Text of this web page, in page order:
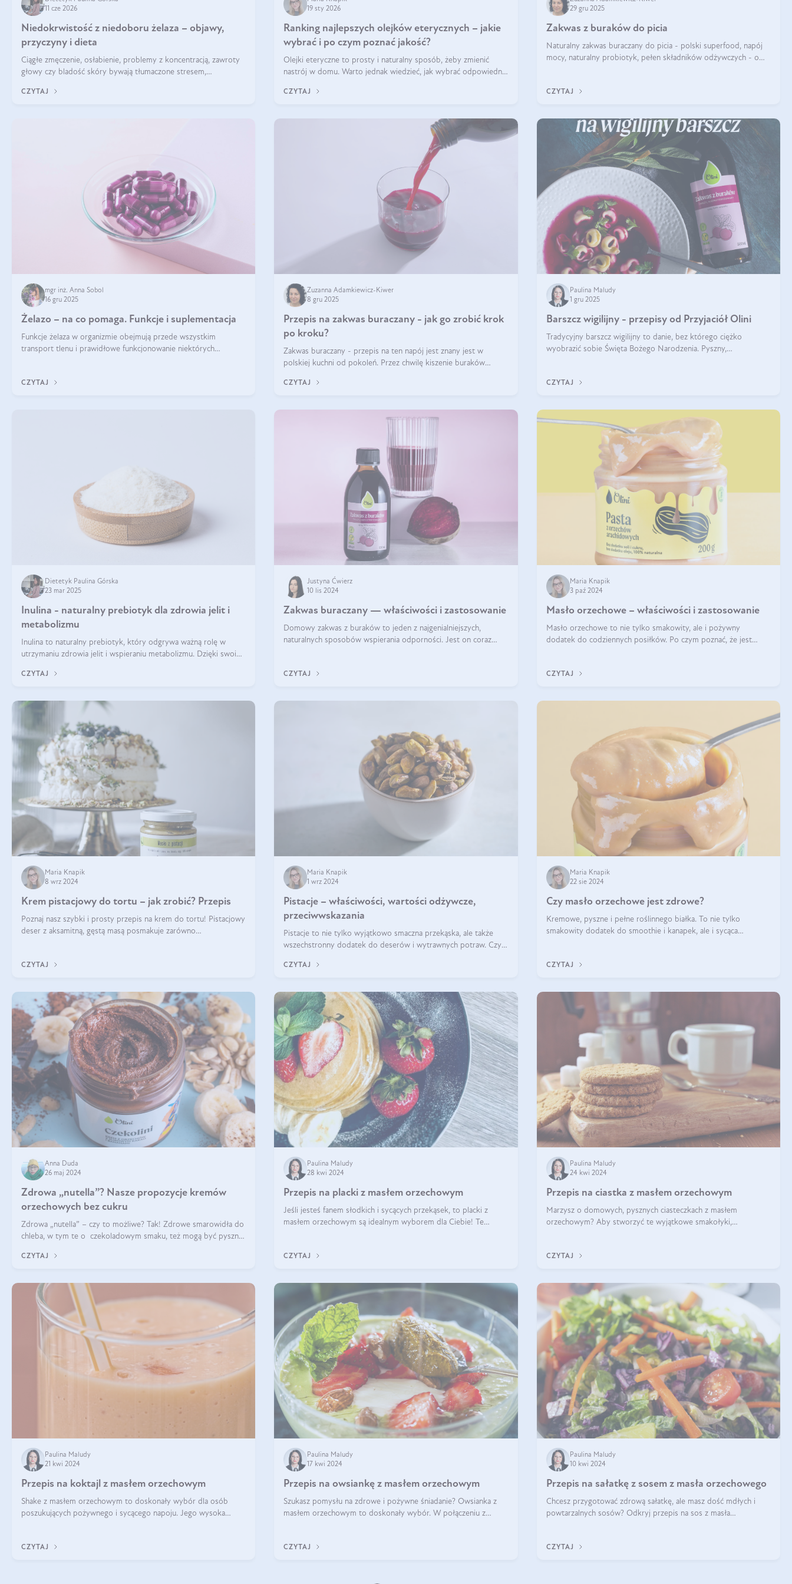
11 cze 2026
Niedokrwistość z niedoboru żelaza – objawy,
przyczyny i dieta
Ciągłe zmęczenie, osłabienie, problemy z koncentracją, zawroty
głowy czy bladość skóry bywają tłumaczone stresem,
może być niedokrwistość z niedoboru żelaza.
CZYTAJ
19 sty 2026
Ranking najlepszych olejków eterycznych – jakie
wybrać i po czym poznać jakość?
Olejki eteryczne to prosty i naturalny sposób, żeby zmienić
nastrój w domu. Warto jednak wiedzieć, jak wybrać odpowiednie
eteryczne są najlepsze? Poznaj najważniejsze kryteria wyboru!
CZYTAJ
29 gru 2025
Zakwas z buraków do picia
Naturalny zakwas buraczany do picia - polski superfood, napój
mocy, naturalny probiotyk, pełen składników odżywczych - o
CZYTAJ
mgr inż. Anna Sobol
16 gru 2025
Żelazo – na co pomaga. Funkcje i suplementacja
Funkcje żelaza w organizmie obejmują przede wszystkim
transport tlenu i prawidłowe funkcjonowanie niektórych
etapie życia.
CZYTAJ
Zuzanna Adamkiewicz-Kiwer
8 gru 2025
Przepis na zakwas buraczany - jak go zrobić krok
po kroku?
Zakwas buraczany - przepis na ten napój jest znany jest w
polskiej kuchni od pokoleń. Przez chwilę kiszenie buraków
na fali popularności na
CZYTAJ
Paulina Maludy
1 gru 2025
Barszcz wigilijny - przepisy od Przyjaciół Olini
Tradycyjny barszcz wigilijny to danie, bez którego ciężko
wyobrazić sobie Święta Bożego Narodzenia. Pyszny,
CZYTAJ
Dietetyk Paulina Górska
23 mar 2025
Inulina - naturalny prebiotyk dla zdrowia jelit i
metabolizmu
Inulina to naturalny prebiotyk, który odgrywa ważną rolę w
utrzymaniu zdrowia jelit i wspieraniu metabolizmu. Dzięki swoim
jelitowych, co ma pozy
CZYTAJ
Justyna Ćwierz
10 lis 2024
Zakwas buraczany — właściwości i zastosowanie
Domowy zakwas z buraków to jeden z najgenialniejszych,
naturalnych sposobów wspierania odporności. Jest on coraz
CZYTAJ
Maria Knapik
3 paź 2024
Masło orzechowe – właściwości i zastosowanie
Masło orzechowe to nie tylko smakowity, ale i pożywny
dodatek do codziennych posiłków. Po czym poznać, że jest
CZYTAJ
Maria Knapik
8 wrz 2024
Krem pistacjowy do tortu – jak zrobić? Przepis
Poznaj nasz szybki i prosty przepis na krem do tortu! Pistacjowy
deser z aksamitną, gęstą masą posmakuje zarówno
CZYTAJ
Maria Knapik
1 wrz 2024
Pistacje – właściwości, wartości odżywcze,
przeciwwskazania
Pistacje to nie tylko wyjątkowo smaczna przekąska, ale także
wszechstronny dodatek do deserów i wytrawnych potraw. Czy
każdy może się ni
CZYTAJ
Maria Knapik
22 sie 2024
Czy masło orzechowe jest zdrowe?
Kremowe, pyszne i pełne roślinnego białka. To nie tylko
smakowity dodatek do smoothie i kanapek, ale i sycąca
CZYTAJ
Anna Duda
26 maj 2024
Zdrowa „nutella”? Nasze propozycje kremów
orzechowych bez cukru
Zdrowa „nutella” – czy to możliwe? Tak! Zdrowe smarowidła do
chleba, w tym te o czekoladowym smaku, też mogą być pyszne.
CZYTAJ
Paulina Maludy
28 kwi 2024
Przepis na placki z masłem orzechowym
Jeśli jesteś fanem słodkich i sycących przekąsek, to placki z
masłem orzechowym są idealnym wyborem dla Ciebie! Te
CZYTAJ
Paulina Maludy
24 kwi 2024
Przepis na ciastka z masłem orzechowym
Marzysz o domowych, pysznych ciasteczkach z masłem
orzechowym? Aby stworzyć te wyjątkowe smakołyki,
CZYTAJ
Paulina Maludy
21 kwi 2024
Przepis na koktajl z masłem orzechowym
Shake z masłem orzechowym to doskonały wybór dla osób
poszukujących pożywnego i sycącego napoju. Jego wysoka
CZYTAJ
Paulina Maludy
17 kwi 2024
Przepis na owsiankę z masłem orzechowym
Szukasz pomysłu na zdrowe i pożywne śniadanie? Owsianka z
masłem orzechowym to doskonały wybór. W połączeniu z
CZYTAJ
Paulina Maludy
10 kwi 2024
Przepis na sałatkę z sosem z masła orzechowego
Chcesz przygotować zdrową sałatkę, ale masz dość mdłych i
powtarzalnych sosów? Odkryj przepis na sos z masła
CZYTAJ